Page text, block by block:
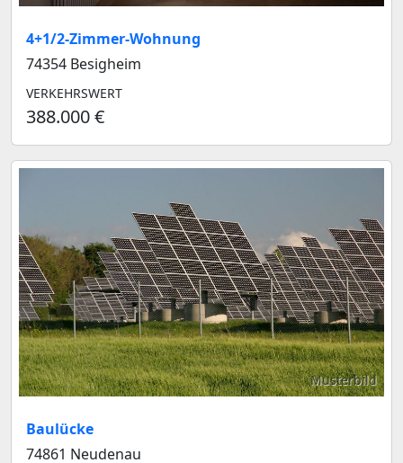
4+1/2-Zimmer-Wohnung
74354 Besigheim
VERKEHRSWERT
388.000 €
Musterbild
Baulücke
74861 Neudenau